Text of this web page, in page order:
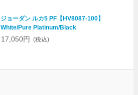
ジョーダン ルカ5 PF【HV8087-100】
White/Pure Platinum/Black
17,050円 (税込)